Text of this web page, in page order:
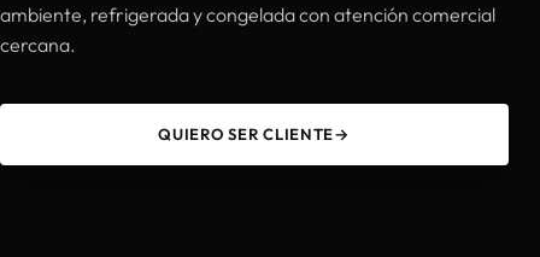
ambiente, refrigerada y congelada con atención comercial
cercana.
QUIERO SER CLIENTE→